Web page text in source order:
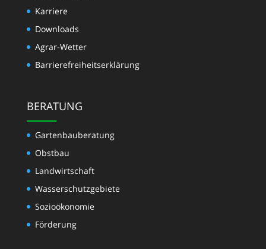
Karriere
Downloads
Agrar-Wetter
Barrierefreiheitserklärung
BERATUNG
Gartenbauberatung
Obstbau
Landwirtschaft
Wasserschutzgebiete
Sozioökonomie
Förderung